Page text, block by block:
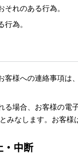
れのある行為。
為。
客様への連絡事項は
る場合、お客様の電
みなします。お客
・中断